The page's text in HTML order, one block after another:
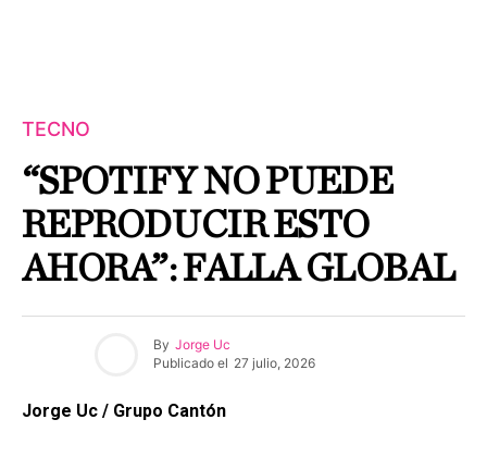
TECNO
“SPOTIFY NO PUEDE
REPRODUCIR ESTO
AHORA”: FALLA GLOBAL
By Jorge Uc
Publicado el 27 julio, 2026
Jorge Uc / Grupo Cantón